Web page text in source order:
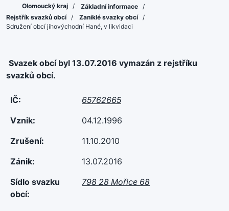
Olomoucký kraj / Základní informace /
Rejstřík svazků obcí / Zaniklé svazky obcí /
Sdružení obcí jihovýchodní Hané, v likvidaci
Svazek obcí byl 13.07.2016 vymazán z rejstříku
svazků obcí.
IČ:
65762665
Vznik:
04.12.1996
Zrušení:
11.10.2010
Zánik:
13.07.2016
Sídlo svazku
obcí:
798 28 Mořice 68